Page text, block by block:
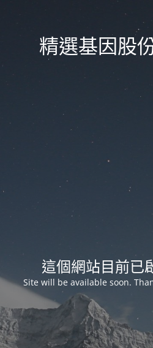
精選基因股
這個網站目前已
Site will be available soon.